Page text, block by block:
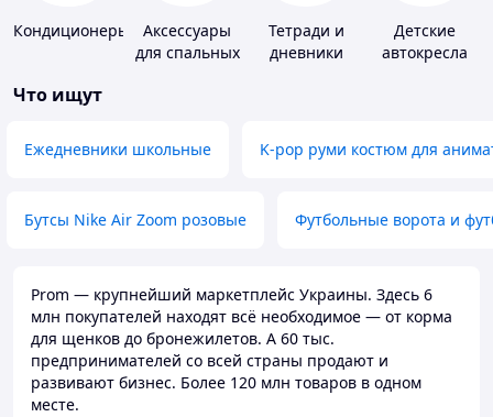
Кондиционеры
Аксессуары
для спальных
Тетради и
дневники
Детские
автокресла
Что ищут
Ежедневники школьные K-pop руми костюм для
Бутсы Nike Air Zoom розовые Футбольные ворота и
Prom — крупнейший маркетплейс Украины. Здесь 6
млн покупателей находят всё необходимое — от корма
для щенков до бронежилетов. А 60 тыс.
предпринимателей со всей страны продают и
развивают бизнес. Более 120 млн товаров в одном
месте.